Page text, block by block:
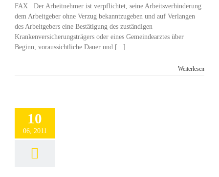
FAX Der Arbeitnehmer ist verpflichtet, seine Arbeitsverhinderung
dem Arbeitgeber ohne Verzug bekanntzugeben und auf Verlangen
des Arbeitgebers eine Bestätigung des zuständigen
Krankenversicherungsträgers oder eines Gemeindearztes über
Beginn, voraussichtliche Dauer und [...]
Weiterlesen
10
06, 2011